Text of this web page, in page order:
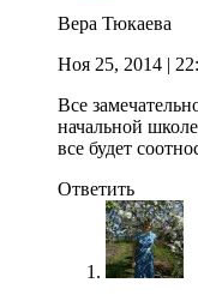
Вера Тюкаева
Ноя 25, 2014 |
Все
начальной
все будет
Ответить